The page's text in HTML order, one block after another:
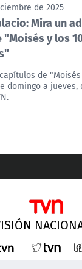
de 2025
Mira un
y los
de "Moisés
domingo a jueves,